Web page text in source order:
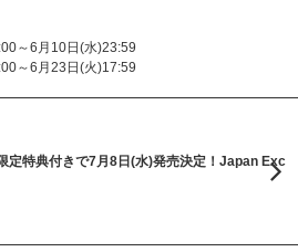
～6月10日(水)23:59
～6月23日(火)17:59
定特典付きで7月8日(水)発売決定！Japan Exc